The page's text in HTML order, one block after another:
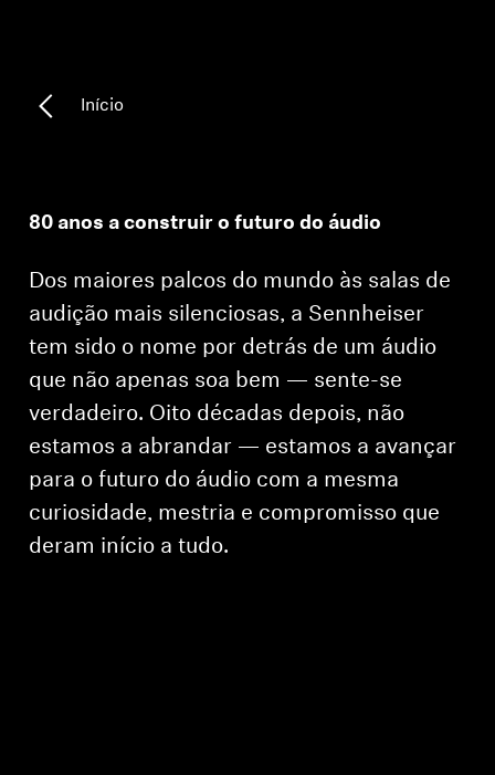
Peças e Acessórios Originais para Audição
Barras de som
AMBEO Soundbars e Subs
Início
80 anos a construir o futuro do áudio
Dos maiores palcos do mundo às salas de
audição mais silenciosas, a Sennheiser
tem sido o nome por detrás de um áudio
que não apenas soa bem — sente-se
verdadeiro. Oito décadas depois, não
estamos a abrandar — estamos a avançar
para o futuro do áudio com a mesma
curiosidade, mestria e compromisso que
deram início a tudo.